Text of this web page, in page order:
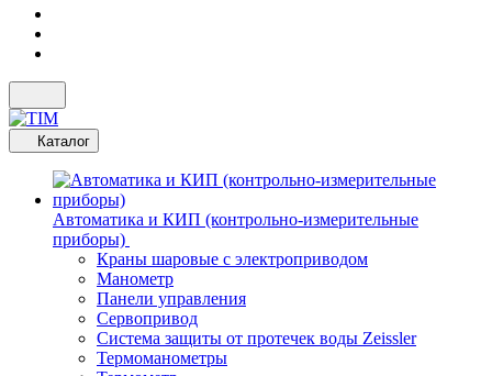
Каталог
Автоматика и КИП (контрольно-измерительные
приборы)
Краны шаровые с электроприводом
Манометр
Панели управления
Сервопривод
Система защиты от протечек воды Zeissler
Термоманометры